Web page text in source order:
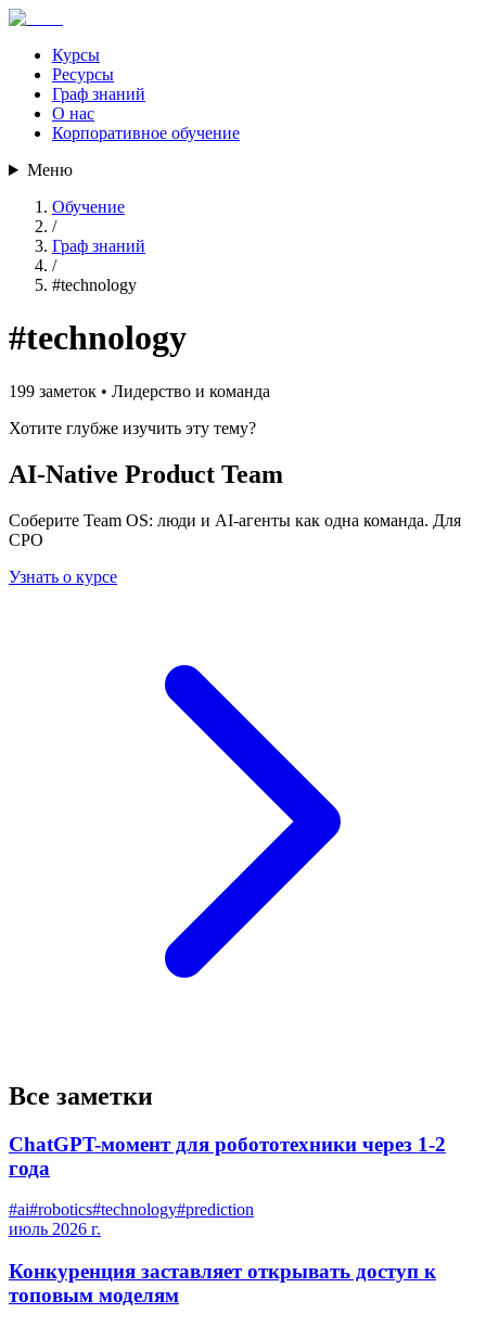
Курсы
Ресурсы
Граф знаний
О нас
Корпоративное обучение
Меню
Обучение
/
Граф знаний
/
#technology
#technology
199 заметок • Лидерство и команда
Хотите глубже изучить эту тему?
AI-Native Product Team
Соберите Team OS: люди и AI-агенты как одна команда. Для
CPO
Узнать о курсе
Все заметки
ChatGPT-момент для робототехники через 1-2
года
#ai#robotics#technology#prediction
июль 2026 г.
Конкуренция заставляет открывать доступ к
топовым моделям